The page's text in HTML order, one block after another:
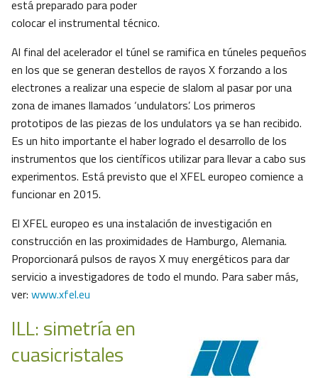
está preparado para poder
colocar el instrumental técnico.
Al final del acelerador el túnel se ramifica en túneles pequeños
en los que se generan destellos de rayos X forzando a los
electrones a realizar una especie de slalom al pasar por una
zona de imanes llamados ‘undulators’. Los primeros
prototipos de las piezas de los undulators ya se han recibido.
Es un hito importante el haber logrado el desarrollo de los
instrumentos que los científicos utilizar para llevar a cabo sus
experimentos. Está previsto que el XFEL europeo comience a
funcionar en 2015.
El XFEL europeo es una instalación de investigación en
construcción en las proximidades de Hamburgo, Alemania.
Proporcionará pulsos de rayos X muy energéticos para dar
servicio a investigadores de todo el mundo. Para saber más,
ver: www.xfel.eu
ILL: simetría en
cuasicristales